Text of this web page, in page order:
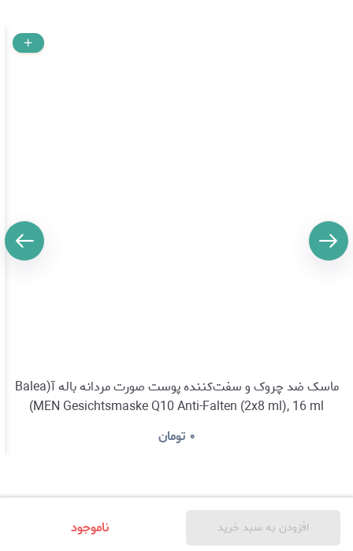
افزودن به سبد خرید ناموجود
ماسک ضد چروک و سفت‌کننده پوست صورت مردانه باله آ(Balea
MEN Gesichtsmaske Q10 Anti-Falten (2x8 ml), 16 ml)
۰ تومان